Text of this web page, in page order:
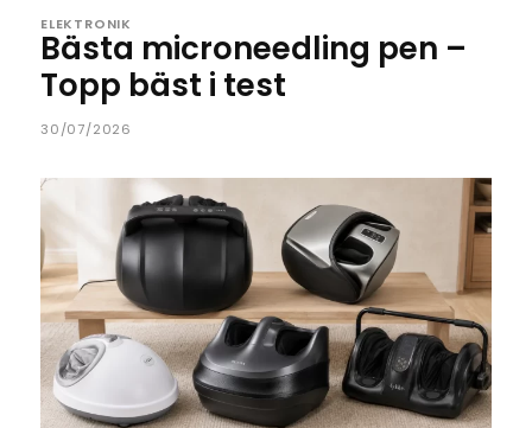
ELEKTRONIK
Bästa microneedling pen –
Topp bäst i test
30/07/2026